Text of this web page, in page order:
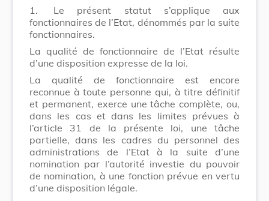
1.
Le présent statut s’applique aux
fonctionnaires de l’Etat, dénommés par la suite
fonctionnaires.
La qualité de fonctionnaire de l’Etat résulte
d’une disposition expresse de la loi.
La qualité de fonctionnaire est encore
reconnue à toute personne qui, à titre définitif
et permanent, exerce une tâche complète, ou,
dans les cas et dans les limites prévues à
l’article 31 de la présente loi, une tâche
partielle, dans les cadres du personnel des
administrations de l’Etat à la suite d’une
nomination par l’autorité investie du pouvoir
de nomination, à une fonction prévue en vertu
d’une disposition légale.